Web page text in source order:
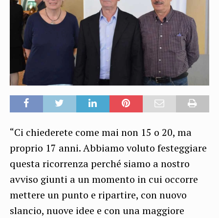
“Ci chiederete come mai non 15 o 20, ma
proprio 17 anni. Abbiamo voluto festeggiare
questa ricorrenza perché siamo a nostro
avviso giunti a un momento in cui occorre
mettere un punto e ripartire, con nuovo
slancio, nuove idee e con una maggiore